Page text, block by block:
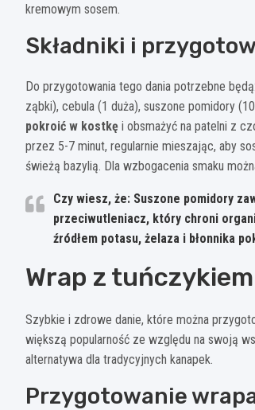
kremowym sosem.
Składniki i
Do przygotowania tego dania potrzebne
ząbki), cebula (1 duża), suszone pomidory
pokroić w kostkę i obsmażyć na patelni z
przez 5-7 minut, regularnie mieszając, aby
świeżą bazylią. Dla wzbogacenia smaku
Czy wiesz, że: Suszone pomidory
przeciwutleniacz, który chroni
źródłem potasu, żelaza i błonnika
Wrap z
Szybkie i zdrowe danie, które można
większą popularność ze względu na swoją
alternatywa dla tradycyjnych kanapek.
Przygotowanie